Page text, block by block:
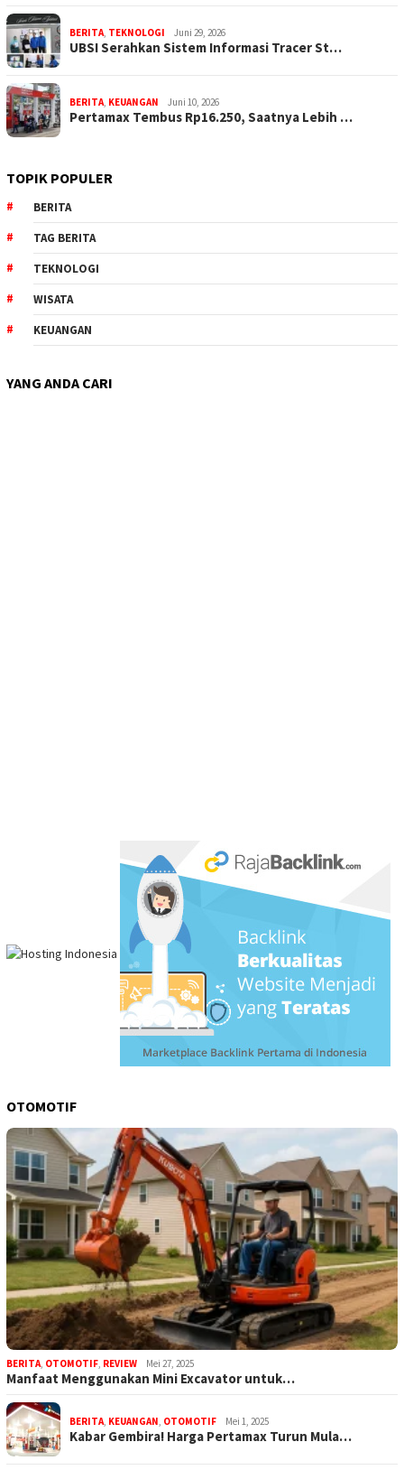
BERITA, TEKNOLOGI Juni 29, 2026
UBSI Serahkan Sistem Informasi Tracer St…
BERITA, KEUANGAN Juni 10, 2026
Pertamax Tembus Rp16.250, Saatnya Lebih …
TOPIK POPULER
BERITA
TAG BERITA
TEKNOLOGI
WISATA
KEUANGAN
YANG ANDA CARI
OTOMOTIF
BERITA, OTOMOTIF, REVIEW Mei 27, 2025
Manfaat Menggunakan Mini Excavator untuk…
BERITA, KEUANGAN, OTOMOTIF Mei 1, 2025
Kabar Gembira! Harga Pertamax Turun Mula…